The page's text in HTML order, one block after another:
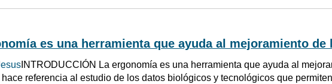
es una herramienta que ayuda al mejoramiento de
INTRODUCCIÓN La ergonomía es una herramienta que ayuda al
referencia al estudio de los datos biológicos y tecnológicos que